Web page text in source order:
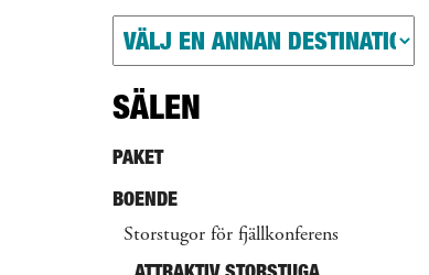
SÄLEN
PAKET
BOENDE
Storstugor för fjällkonferens